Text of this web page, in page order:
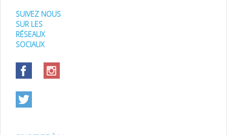
SUIVEZ NOUS
SUR LES
RÉSEAUX
SOCIAUX